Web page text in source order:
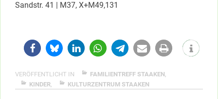
Sandstr. 41 | M37, X+M49,131
VERÖFFENTLICHT IN FAMILIENTREFF STAAKEN,
KINDER, KULTURZENTRUM STAAKEN